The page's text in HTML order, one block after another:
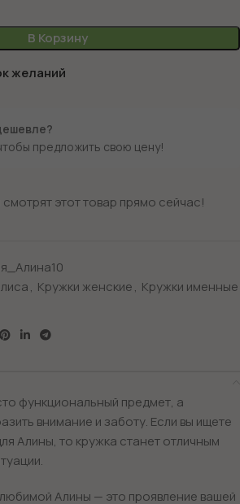
В Корзину
желаний
чтобы предложить свою цену!
этот товар прямо сейчас!
, Кружки женские, Кружки именные
функциональный предмет, а
внимание и заботу. Если вы ищете
Алины, то кружка станет отличным
Алины — это проявление вашей